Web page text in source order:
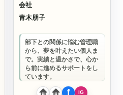
会社
青木朋子
部下との関係に悩む管理職
から、夢を叶えたい個人ま
で。実績と温かさで、心か
ら前に進めるサポートをし
ています。